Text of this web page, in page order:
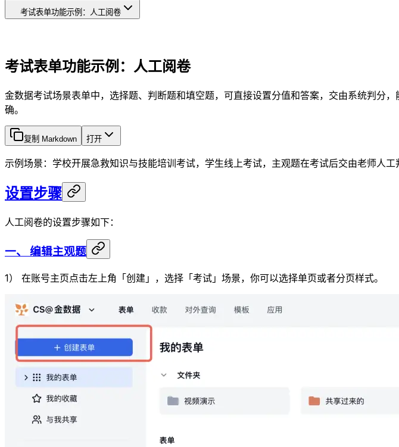
考试表单功能示例：人工阅卷
考试表单功能示例：人工阅卷
金数据考试场景表单中，选择题、判断题和填空题，可直接设置分值和答案，交由系统判分
确。
复制 Markdown 打开
示例场景：学校开展急救知识与技能培训考试，学生线上考试，主观题在考试后交由老师人工
设置步骤
人工阅卷的设置步骤如下：
一、 编辑主观题
1） 在账号主页点击左上角「创建」，选择「考试」场景，你可以选择单页或者分页样式。